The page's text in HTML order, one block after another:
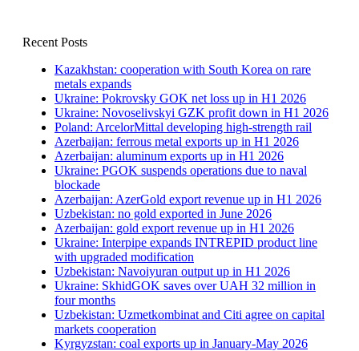
Recent Posts
Kazakhstan: cooperation with South Korea on rare
metals expands
Ukraine: Pokrovsky GOK net loss up in H1 2026
Ukraine: Novoselivskyi GZK profit down in H1 2026
Poland: ArcelorMittal developing high-strength rail
Azerbaijan: ferrous metal exports up in H1 2026
Azerbaijan: aluminum exports up in H1 2026
Ukraine: PGOK suspends operations due to naval
blockade
Azerbaijan: AzerGold export revenue up in H1 2026
Uzbekistan: no gold exported in June 2026
Azerbaijan: gold export revenue up in H1 2026
Ukraine: Interpipe expands INTREPID product line
with upgraded modification
Uzbekistan: Navoiyuran output up in H1 2026
Ukraine: SkhidGOK saves over UAH 32 million in
four months
Uzbekistan: Uzmetkombinat and Citi agree on capital
markets cooperation
Kyrgyzstan: coal exports up in January-May 2026